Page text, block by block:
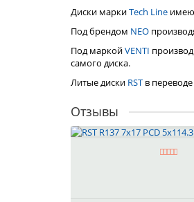
Диски маркиTech Line
Под брендом NEO
Под маркойVENTI
самого диска.
Литые диски RST в
Отзывы